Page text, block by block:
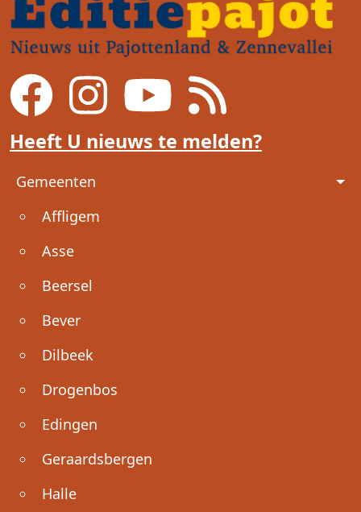
Heeft U nieuws te melden?
Voet
Gemeenten
Affligem
Asse
Beersel
Bever
Dilbeek
Drogenbos
Edingen
Geraardsbergen
Halle